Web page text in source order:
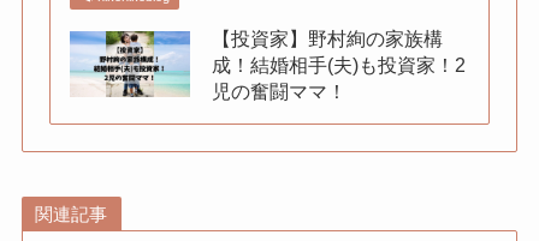
【投資家】野村絢の家族構
成！結婚相手(夫)も投資家！2
児の奮闘ママ！
関連記事